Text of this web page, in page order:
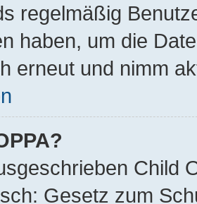
regelmäßig
haben, um die
erneut und nimm
Child
Gesetz zum